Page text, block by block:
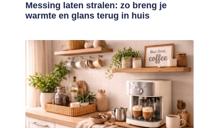
Messing laten stralen: zo breng je
warmte en glans terug in huis